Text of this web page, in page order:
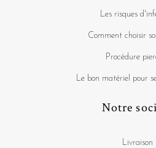
Les risques
Comment choisir
Procédure
Le bon matériel pour
Notre
Livraison